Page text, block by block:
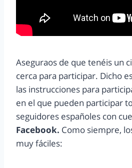
Aseguraos de que tenéis un
cerca para participar. Dicho
las instrucciones para
en el que pueden participar
seguidores españoles con
Facebook. Como siempre,
muy fáciles: